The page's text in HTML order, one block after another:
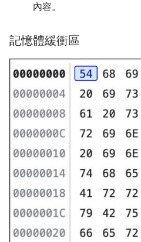
內容。
記憶體緩衝區